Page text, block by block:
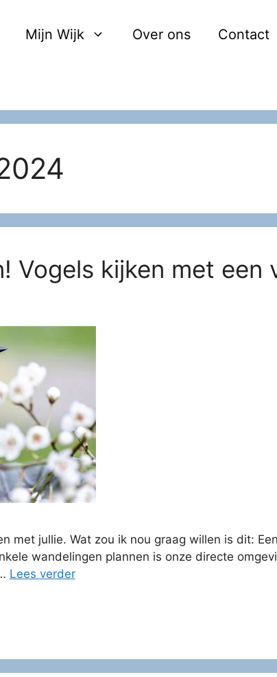
Mijn Wijk Over ons Contact
Vogels kijken met een
met jullie. Wat zou ik nou graag willen is dit:
wandelingen plannen is onze directe
Lees verder